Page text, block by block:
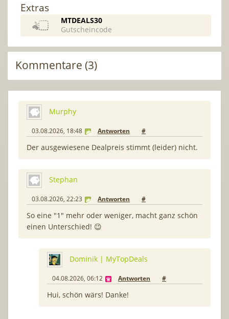
Extras
MTDEALS30
Gutscheincode
Kommentare (3)
Murphy
03.08.2026, 18:48 Antworten #
Der ausgewiesene Dealpreis stimmt (leider) nicht.
Stephan
03.08.2026, 22:23 Antworten #
So eine "1" mehr oder weniger, macht ganz schön
einen Unterschied! 😉
Dominik | MyTopDeals
04.08.2026, 06:12 Antworten #
Hui, schön wärs! Danke!